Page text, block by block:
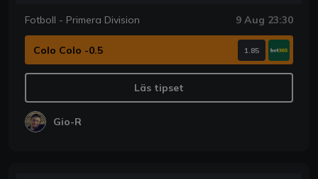
Fotboll - Primera Division 9 Aug 23:30
Colo Colo -0.5 1.85
Läs tipset
Gio-R